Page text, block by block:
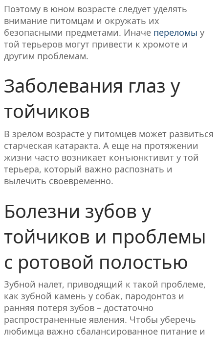
Поэтому в юном возрасте следует уделять
внимание питомцам и окружать их
безопасными предметами. Иначе переломы у
той терьеров могут привести к хромоте и
другим проблемам.
Заболевания глаз у
тойчиков
В зрелом возрасте у питомцев может развиться
старческая катаракта. А еще на протяжении
жизни часто возникает конъюнктивит у той
терьера, который важно распознать и
вылечить своевременно.
Болезни зубов у
тойчиков и проблемы
с ротовой полостью
Зубной налет, приводящий к такой проблеме,
как зубной камень у собак, пародонтоз и
ранняя потеря зубов – достаточно
распространенные явления. Чтобы уберечь
любимца важно сбалансированное питание и